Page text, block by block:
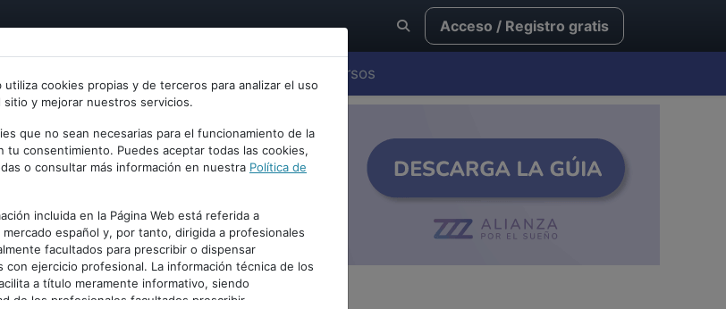
Acceso / Registro gratis
Cursos
utiliza cookies propias y de terceros para analizar el uso
sitio y mejorar nuestros servicios.
que no sean necesarias para el funcionamiento de la
tu consentimiento. Puedes aceptar todas las cookies,
o consultar más información en nuestra Política de
incluida en la Página Web está referida a
español y, por tanto, dirigida a profesionales
facultados para prescribir o dispensar
con ejercicio profesional. La información técnica de los
a título meramente informativo, siendo
de los profesionales facultados prescribir
PUBLICIDAD